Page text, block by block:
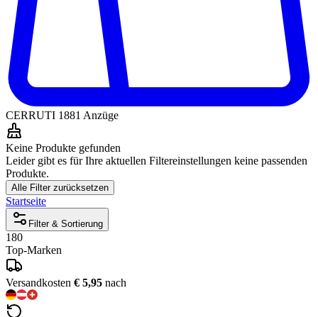
CERRUTI 1881 Anzüge
Keine Produkte gefunden
Leider gibt es für Ihre aktuellen Filtereinstellungen keine passenden
Produkte.
Alle Filter zurücksetzen
Startseite
Filter & Sortierung
180
Top-Marken
Versandkosten € 5,95 nach